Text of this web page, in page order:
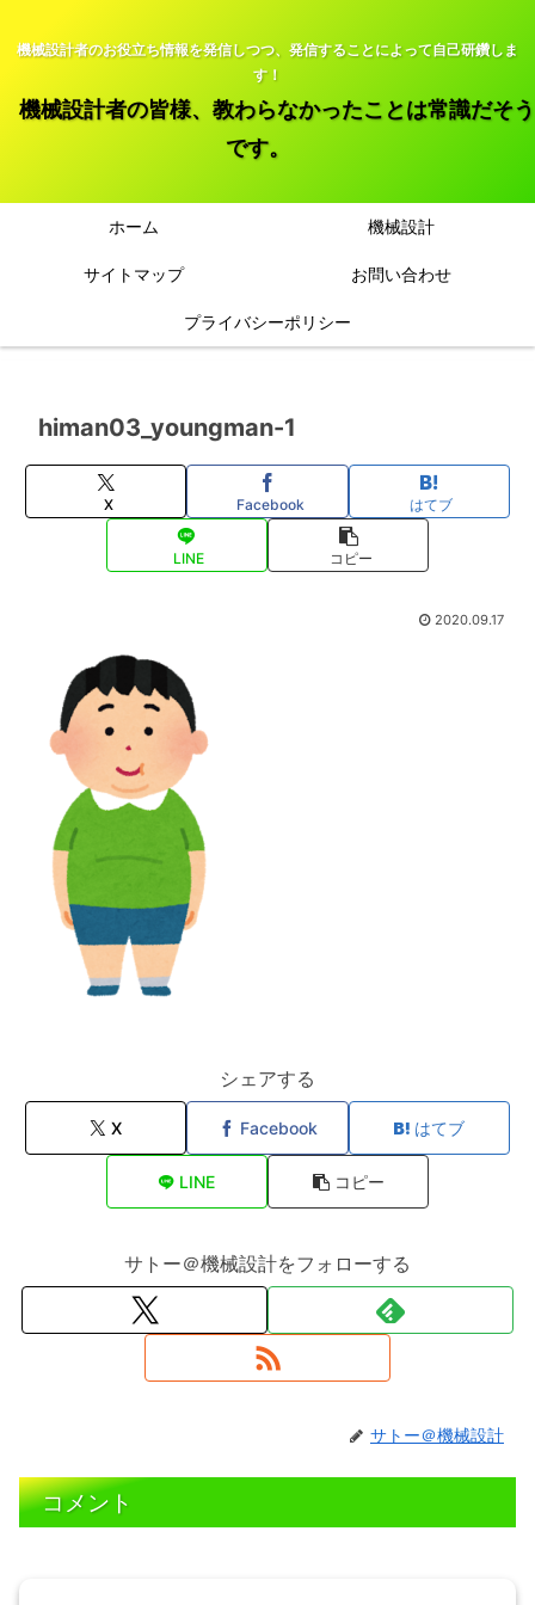
機械設計者のお役立ち情報を発信しつつ、発信することによって自己研鑽しま
す！
機械設計者の皆様、教わらなかったことは常識だそう
です。
ホーム 機械設計
サイトマップ お問い合わせ
プライバシーポリシー
himan03_youngman-1
X Facebook はてブ
LINE コピー
2020.09.17
シェアする
X Facebook はてブ
LINE コピー
サトー＠機械設計をフォローする
サトー＠機械設計
コメント